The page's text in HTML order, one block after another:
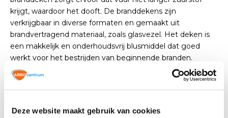
Deze website maakt gebruik van cookies
krijgt, waardoor het dooft. De branddekens zijn
verkrijgbaar in diverse formaten en gemaakt uit
brandvertragend materiaal, zoals glasvezel. Het deken is
een makkelijk en onderhoudsvrij blusmiddel dat goed
werkt voor het bestrijden van beginnende branden.
Waar is een blusdeken van